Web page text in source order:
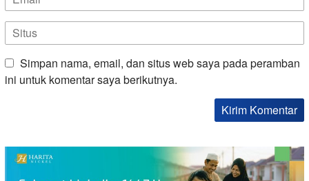
Simpan nama, email, dan situs web saya pada peramban
ini untuk komentar saya berikutnya.